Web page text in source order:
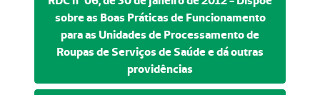
sobre as Boas Práticas de Funcionamento
para as Unidades de Processamento de
Roupas de Serviços de Saúde e dá outras
providências